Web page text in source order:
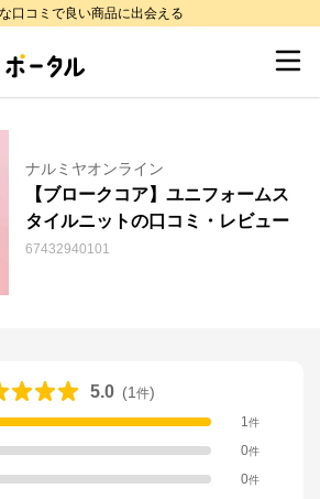
口コミで良い商品に出会える
ナルミヤオンライン
【ブロークコア】ユニフォームス
タイルニットの口コミ・レビュー
67432940101
5.0 (1 件)
1件
0件
0件